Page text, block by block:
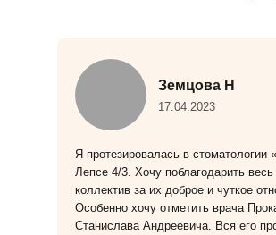
Земцова Н
17.04.2023
Я протезировалась в стоматологии
Лепсе 4/3. Хочу поблагодарить весь
коллектив за их доброе и чуткое
Особенно хочу отметить врача
Станислава Андреевича. Вся его